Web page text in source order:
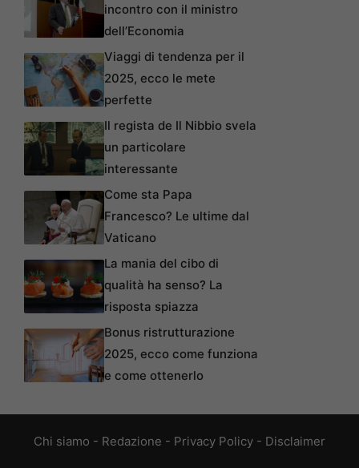
incontro con il ministro
dell’Economia
Viaggi di tendenza per il
2025, ecco le mete
perfette
Il regista de Il Nibbio svela
un particolare
interessante
Come sta Papa
Francesco? Le ultime dal
Vaticano
La mania del cibo di
qualità ha senso? La
risposta spiazza
Bonus ristrutturazione
2025, ecco come funziona
e come ottenerlo
Chi siamo - Redazione - Privacy Policy - Disclaimer